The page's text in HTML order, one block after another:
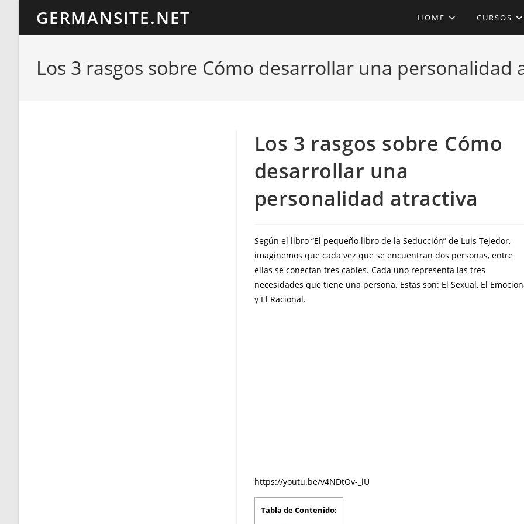
contenido
GERMANSITE.NET HOME CURSOS
Los 3 rasgos sobre Cómo desarrollar una personalidad
Los 3 rasgos sobre Cómo
desarrollar una
personalidad atractiva
Según el libro “El pequeño libro de la Seducción” de Luis Tejedor,
imaginemos que cada vez que se encuentran dos personas, entre
ellas se conectan tres cables. Cada uno representa las tres
necesidades que tiene una persona. Estas son: El Sexual, El
y El Racional.
https://youtu.be/v4NDtOv-_iU
Tabla de Contenido: